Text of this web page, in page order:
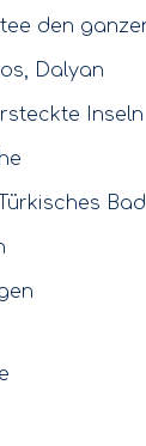
den
Dalyan
Inseln